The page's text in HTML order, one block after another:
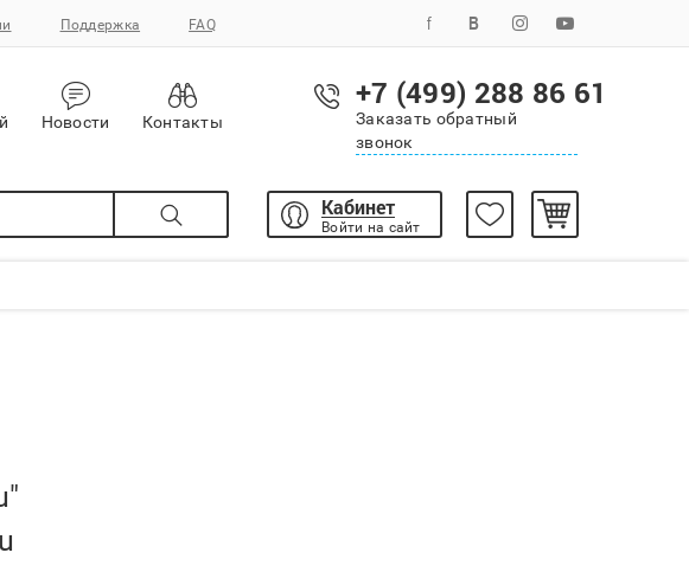
Поддержка FAQ
Новости Контакты
+7 (499) 288 86 61
Заказать обратный
звонок
Кабинет
Войти на сайт